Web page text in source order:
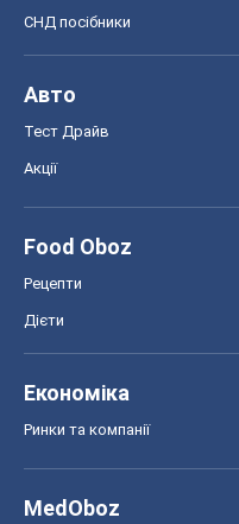
СНД посібники
Авто
Тест Драйв
Акції
Food Oboz
Рецепти
Дієти
Економіка
Ринки та компанії
MedOboz